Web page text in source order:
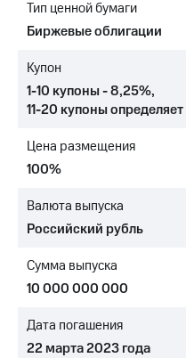
МТС
Интервью
Финансовая
Контакты
Пригласить
и акционерам
управление
Корпоративный
Тип ценной бумаги
Биржевые облигации
Купон
1-10 купоны - 8,25%,
11-20 купоны
Цена размещения
100%
Валюта выпуска
Российский рубль
Сумма выпуска
10 000 000 000
Дата погашения
22 марта 2023 года